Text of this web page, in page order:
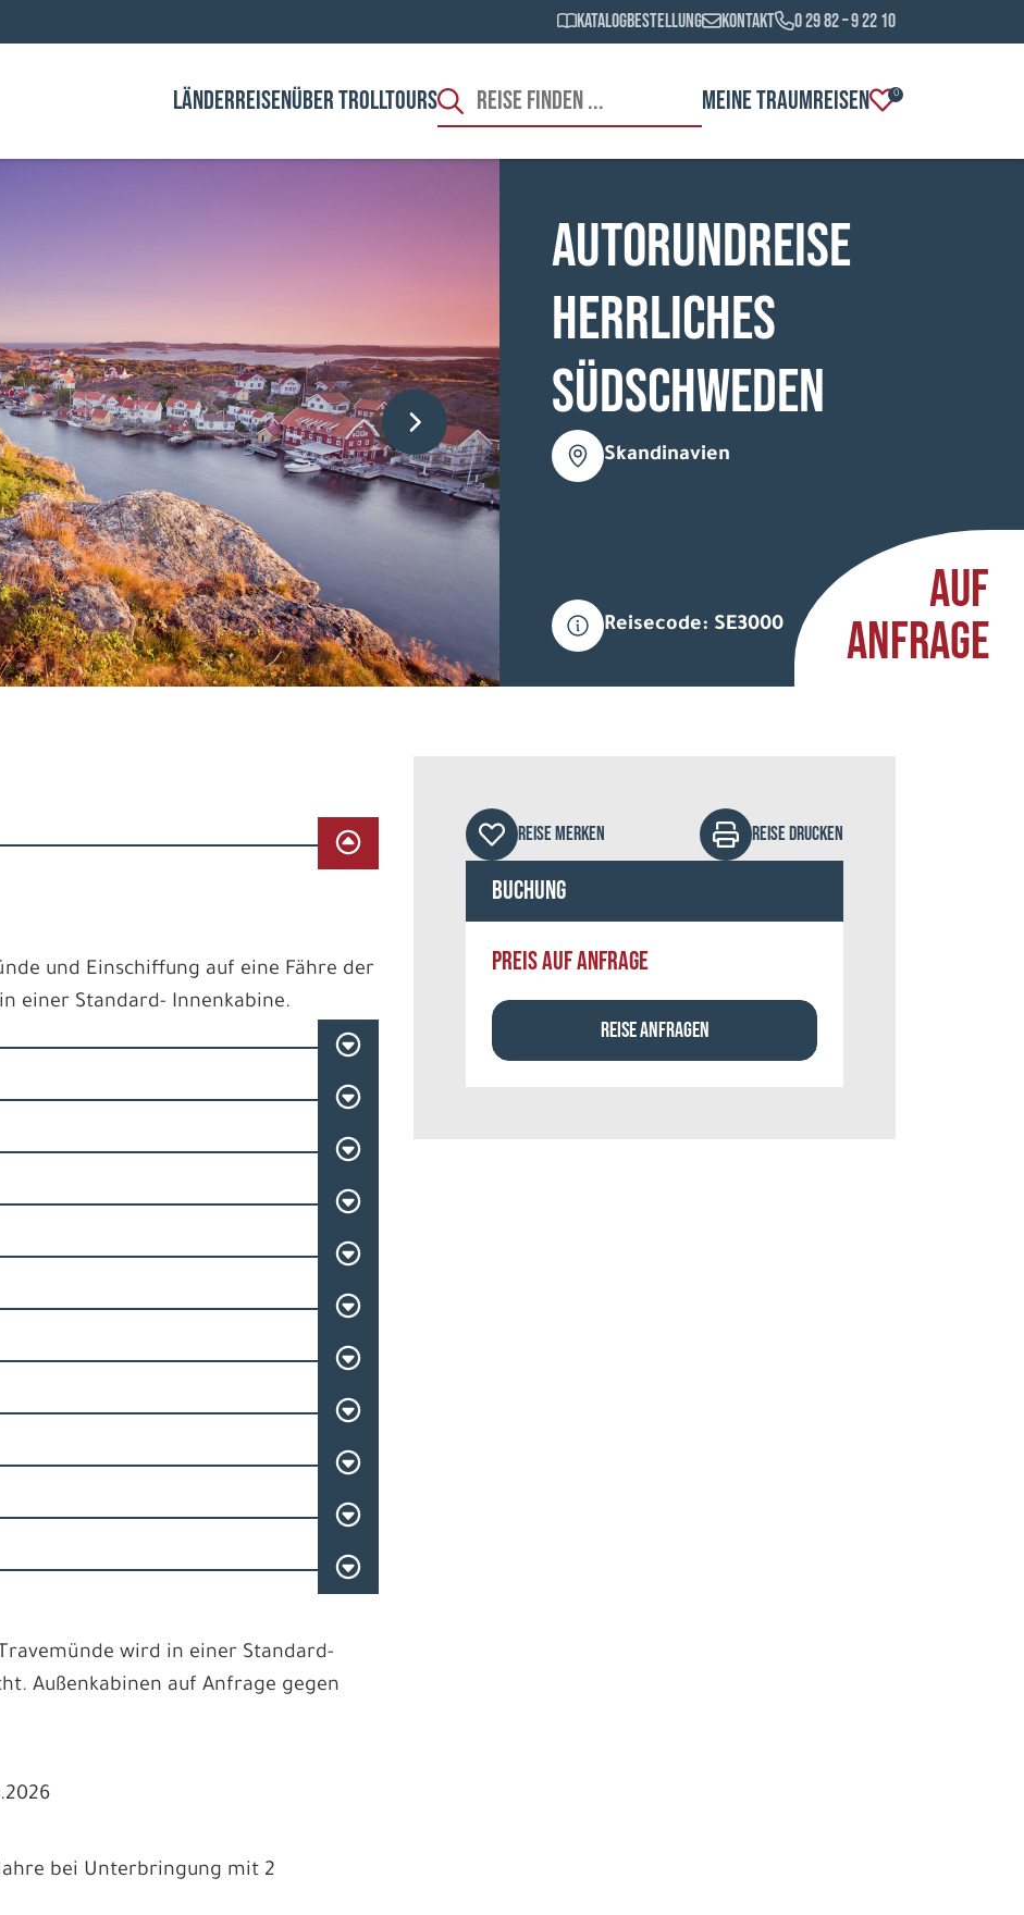
Katalogbestellung Kontakt 0 29 82 – 9 22 10
LÄNDERREISENÜBER TROLLTOURS MEINE TRAUMREISEN 0
Autorundreise
Herrliches
Südschweden
Skandinavien
Reisecode: SE3000
AUF
ANFRAGE
und Einschiffung auf eine Fähre der
einer Standard- Innenkabine.
wird in einer Standard-
Außenkabinen auf Anfrage gegen
bei Unterbringung mit 2
REISE MERKEN REISE DRUCKEN
Buchung
PREIS AUF ANFRAGE
REISE ANFRAGEN